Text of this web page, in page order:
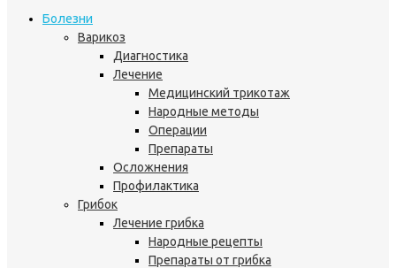
Болезни
Варикоз
Диагностика
Лечение
Медицинский трикотаж
Народные методы
Операции
Препараты
Осложнения
Профилактика
Грибок
Лечение грибка
Народные рецепты
Препараты от грибка